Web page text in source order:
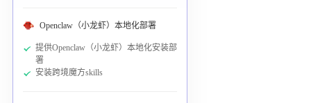
Openclaw（小龙虾）本地化部署
提供Openclaw（小龙虾）本地化安装部
署
安装跨境魔方skills